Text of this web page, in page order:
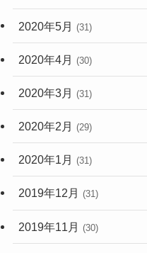
2020年5月 (31)
2020年4月 (30)
2020年3月 (31)
2020年2月 (29)
2020年1月 (31)
2019年12月 (31)
2019年11月 (30)